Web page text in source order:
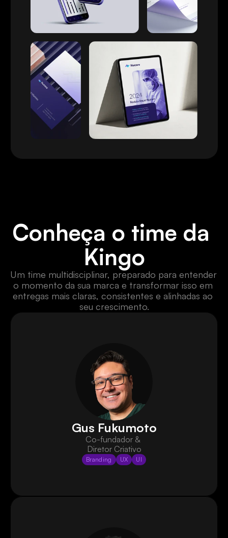
Conheça o time da
Kingo
Um time multidisciplinar, preparado para entender
o momento da sua marca e transformar isso em
entregas mais claras, consistentes e alinhadas ao
seu crescimento.
Gus Fukumoto
Co-fundador &
Diretor Criativo
Branding UX UI